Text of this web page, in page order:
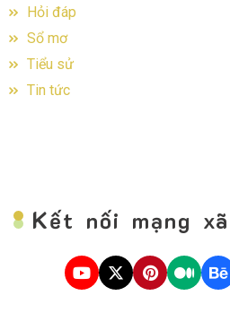
Hỏi đáp
Sổ mơ
Tiểu sử
Tin tức
Kết nối mạng